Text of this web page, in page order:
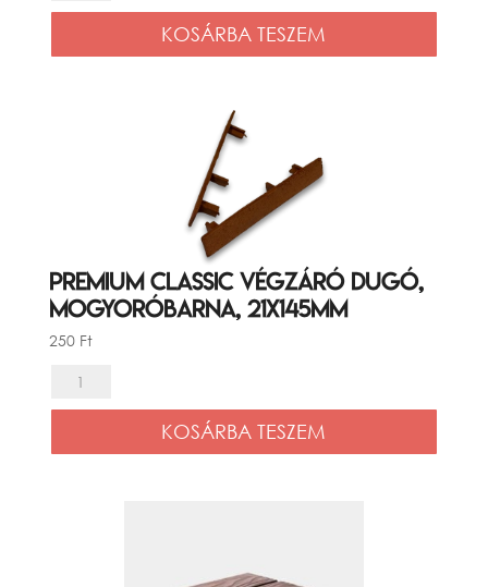
Classic
KOSÁRBA TESZEM
Premium Classic végzáró dugó,
Mogyoróbarna, 21x145mm
250 Ft
Premium
Classic
KOSÁRBA TESZEM